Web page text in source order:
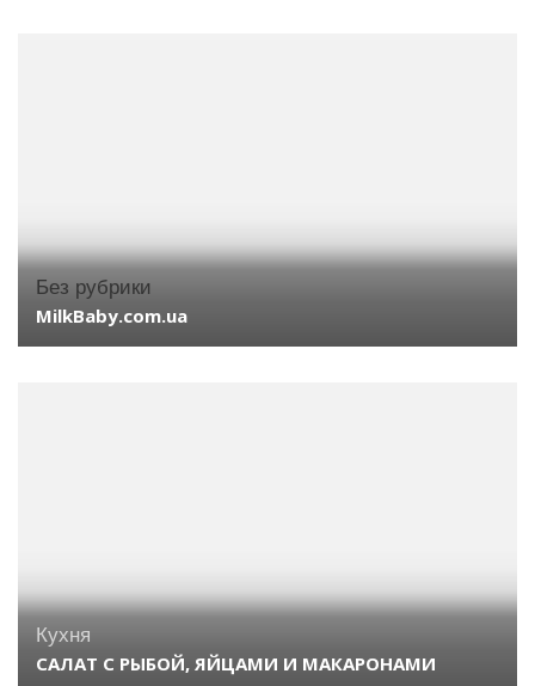
Без рубрики
MilkBaby.com.ua
Кухня
САЛАТ С РЫБОЙ, ЯЙЦАМИ И МАКАРОНАМИ